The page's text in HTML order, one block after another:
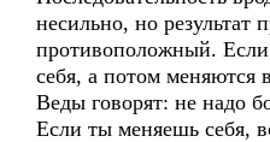
несильно, но результат
противоположный.
себя, а потом меняются
Веды говорят: не надо
Если ты меняешь себя,